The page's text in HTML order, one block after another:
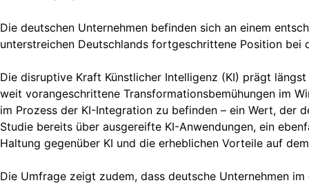
Die deutschen Unternehmen befinden sich an einem
unterstreichen Deutschlands fortgeschrittene Position bei
Die disruptive Kraft Künstlicher Intelligenz (KI) prägt
weit vorangeschrittene Transformationsbemühungen im
im Prozess der KI-Integration zu befinden – ein Wert, der
Studie bereits über ausgereifte KI-Anwendungen, ein
Haltung gegenüber KI und die erheblichen Vorteile auf
Die Umfrage zeigt zudem, dass deutsche Unternehmen